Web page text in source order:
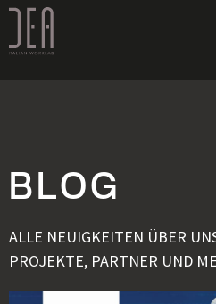
BLOG
ALLE NEUIGKEITEN ÜBER
PROJEKTE, PARTNER UND